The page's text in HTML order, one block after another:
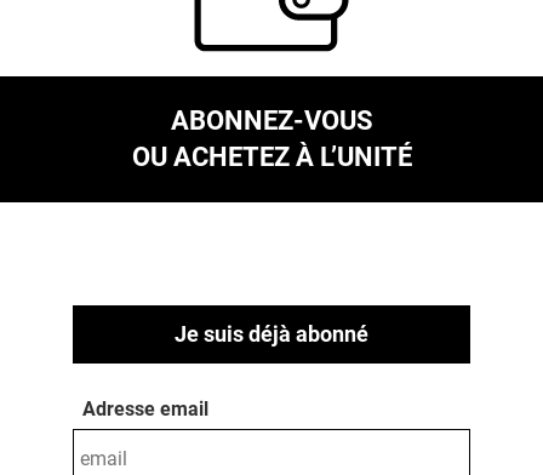
ABONNEZ-VOUS
OU ACHETEZ À L’UNITÉ
Je suis déjà abonné
Adresse email